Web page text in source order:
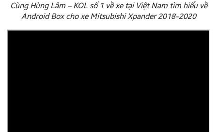
Cùng Hùng Lâm – KOL số 1 về xe tại Việt Nam tìm hiểu về
Android Box cho xe Mitsubishi Xpander 2018-2020